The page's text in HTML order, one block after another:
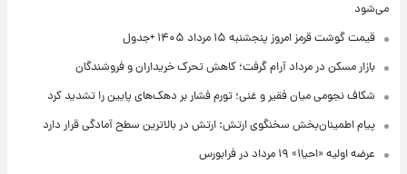
می‌شود
قیمت گوشت قرمز امروز پنجشنبه ۱۵ مرداد ۱۴۰۵ +جدول
بازار مسکن در مرداد آرام گرفت؛ کاهش تحرک خریداران و فروشندگان
شکاف نجومی میان فقیر و غنی؛ تورم فشار بر دهک‌های پایین را تشدید کرد
پیام اطمینان‌بخش سخنگوی ارتش: ارتش در بالاترین سطح آمادگی قرار دارد
عرضه اولیه «احیا۱» ۱۹ مرداد در فرابورس